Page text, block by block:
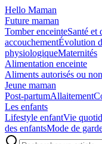
Hello Maman
Future maman
Tomber enceinteSanté et
accouchementÉvolution
physiologiqueMaternités
Alimentation enceinte
Aliments autorisés ou non
Jeune maman
Post-partumAllaitement
Les enfants
Lifestyle enfantVie
des enfantsMode de